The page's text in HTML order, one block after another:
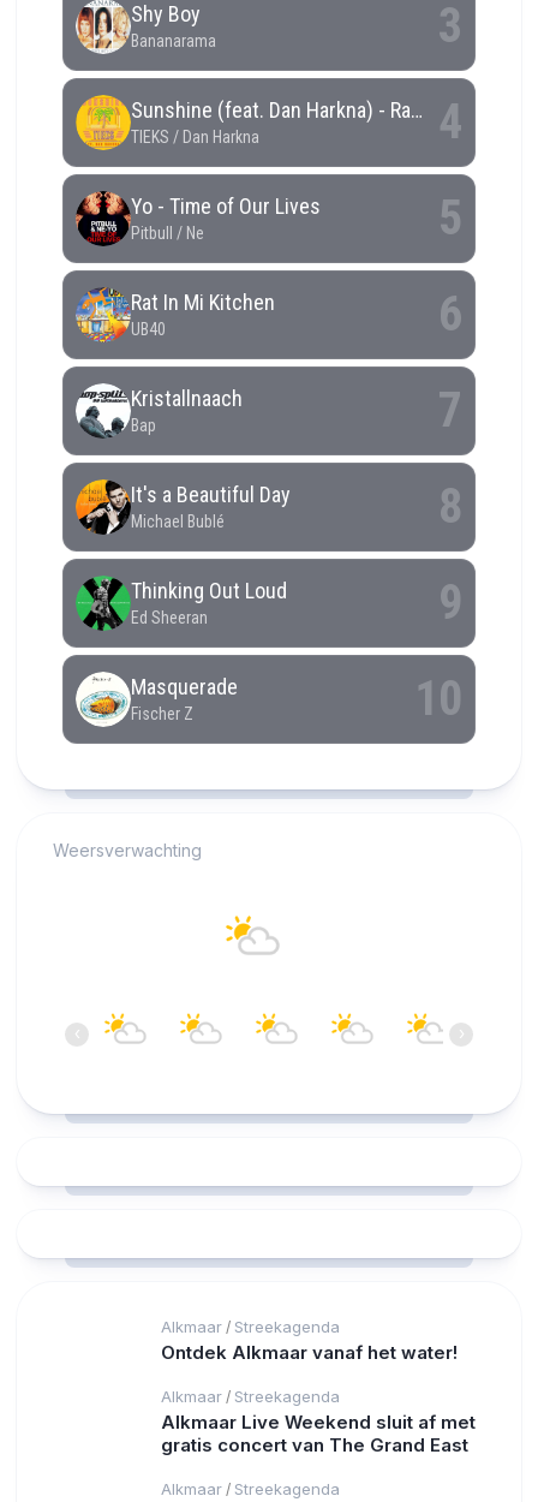
Weersverwachting
‹ ›
Alkmaar / Streekagenda
Ontdek Alkmaar vanaf het water!
Alkmaar / Streekagenda
Alkmaar Live Weekend sluit af met
gratis concert van The Grand East
Alkmaar / Streekagenda